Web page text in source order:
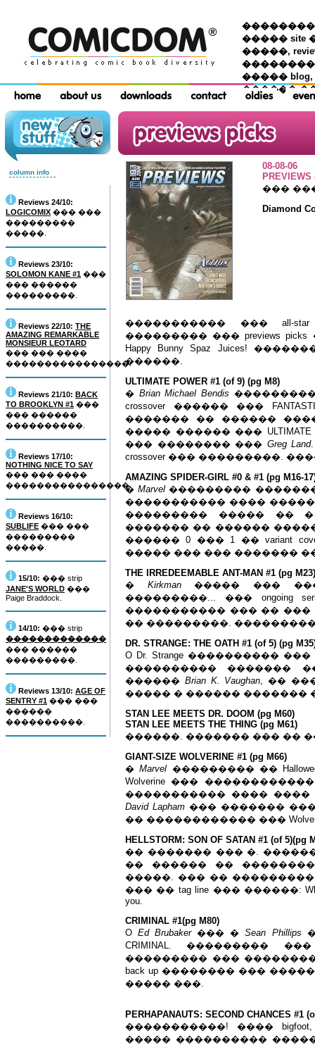
���������
����� site
�����,
����� blog,
������
column info
Reviews 24/10:
LOGICOMIX ��� ���
���������
�����.
Reviews 23/10:
SOLOMON KANE #1 ���
��� ������
���������.
Reviews 22/10: THE
AMAZING REMARKABLE
MONSIEUR LEOTARD
��� ��� ����
����������������.
Reviews 21/10: BACK
TO BROOKLYN #1 ���
��� ������
����������.
Reviews 17/10:
NOTHING NICE TO SAY
��� ��� ����
����������������.
Reviews 16/10:
SUBLIFE ��� ���
���������
�����.
15/10: ��� strip
JANE'S WORLD ���
Paige Braddock.
14/10: ��� strip
�������������
��� ������
���������.
Reviews 13/10: AGE OF
SENTRY #1 ��� ���
������
����������.
08-08-06
���
Diamond
����������� ��� all-star
��������� ��� previews
Happy Bunny Spaz Juices!
������.
ULTIMATE POWER #1 (of 9) (pg M8)
� Brian Michael Bendis
crossover ������ ���
������� �� ������
����� ������ ���
��� �������� ��� Greg Land
crossover ��� ���������.
AMAZING SPIDER-GIRL #0 & #1 (pg M16-
�Marvel ���������
����������� ����
��������� ����� ��
������� �� ������
������ 0 ��� 1 �� variant
����� ��� ��� �������
THE IRREDEEMABLE ANT-MAN #1 (pg M23)
� Kirkman����� ���
���������... ��� ongoing
����������� ��� ��
�� ���������.
DR. STRANGE: THE OATH #1 (of 5) (pg
O Dr. Strange ����������
���������� �������
������ Brian K. Vaughan, ��
����� � ������ �������
STAN LEE MEETS DR. DOOM (pg M60)
STAN LEE MEETS THE THING (pg M61)
������. ������� ��� ��
GIANT-SIZE WOLVERINE #1 (pg M66)
�Marvel ��������� ��
Wolverine ���
����������� ���� ����
David Lapham ��� �������
�� ������������ ���
HELLSTORM: SON OF SATAN #1 (of 5)(pg
�� ������� ��� �.
�� ������ ��
�����. ��� ��
��� �� tag line ��� ������: When
you.
CRIMINAL #1(pg M80)
OEd Brubaker��� �Sean Phillips
CRIMINAL. ���������
��������� ���
back up �������� ���
����� ���.
PERHAPANAUTS: SECOND CHANCES #1
�����������! ����
����� ����������